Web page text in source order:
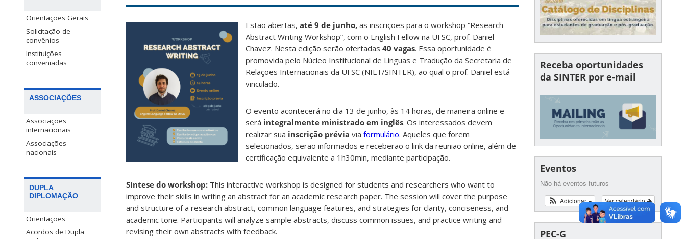
Orientações Gerais
Solicitação de
convênios
Instituições
conveniadas
ASSOCIAÇÕES
Associações
internacionais
Associações
nacionais
DUPLA
DIPLOMAÇÃO
Orientações
Acordos de Dupla
Estão abertas, até 9 de junho, as inscrições para o workshop “Research
Abstract Writing Workshop”, com o English Fellow na UFSC, prof. Daniel
Chavez. Nesta edição serão ofertadas 40 vagas. Essa oportunidade é
promovida pelo Núcleo Institucional de Línguas e Tradução da Secretaria de
Relações Internacionais da UFSC (NILT/SINTER), ao qual o prof. Daniel está
vinculado.
O evento acontecerá no dia 13 de junho, às 14 horas, de maneira online e
será integralmente ministrado em inglês. Os interessados devem
realizar sua inscrição prévia via formulário. Aqueles que forem
selecionados, serão informados e receberão o link da reunião online, além de
certificação equivalente a 1h30min, mediante participação.
Síntese do workshop: This interactive workshop is designed for students and researchers who want to
improve their skills in writing an abstract for an academic research paper. The session will cover the purpose
and structure of a research abstract, common language features, and strategies for clarity, conciseness, and
academic tone. Participants will analyze sample abstracts, discuss common issues, and practice writing and
revising their own abstracts with feedback.
Receba oportunidades
da SINTER por e-mail
Eventos
Não há eventos futuros
Ver calendário
Adicionar
PEC-G